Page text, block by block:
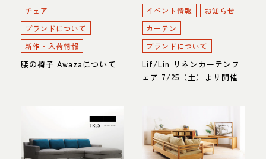
チェア
ブランドについて
新作・入荷情報
腰の椅子 Awazaについて
イベント情報
お知らせ
カーテン
ブランドについて
Lif/Lin リネンカーテンフ
ェア 7/25（土）より開催